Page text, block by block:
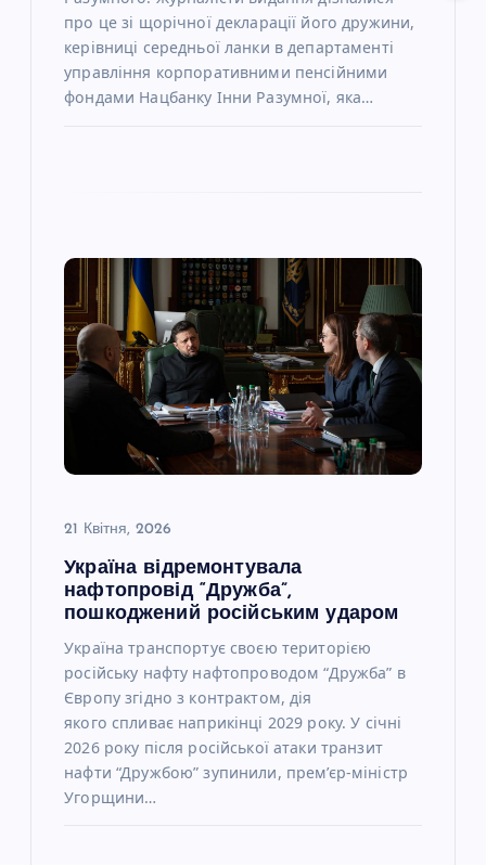
про це зі щорічної декларації його дружини,
керівниці середньої ланки в департаменті
управління корпоративними пенсійними
фондами Нацбанку Інни Разумної, яка…
21 Квітня, 2026
Україна відремонтувала
нафтопровід “Дружба”,
пошкоджений російським ударом
Україна транспортує своєю територією
російську нафту нафтопроводом “Дружба” в
Європу згідно з контрактом, дія
якого спливає наприкінці 2029 року. У січні
2026 року після російської атаки транзит
нафти “Дружбою” зупинили, прем’єр-міністр
Угорщини…